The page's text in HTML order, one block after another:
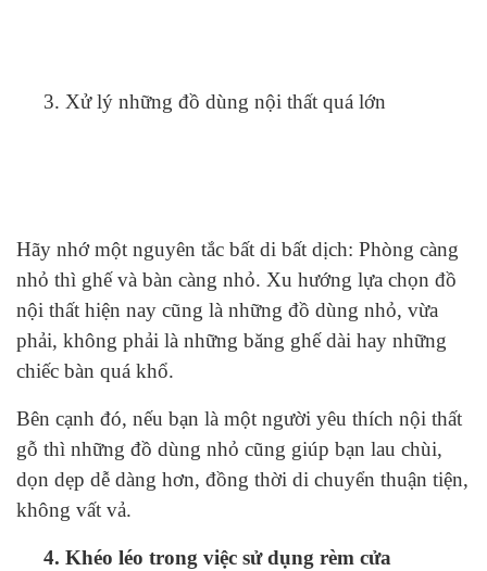
3. Xử lý những đồ dùng nội thất quá lớn
Hãy nhớ một nguyên tắc bất di bất dịch: Phòng càng
nhỏ thì ghế và bàn càng nhỏ. Xu hướng lựa chọn đồ
nội thất hiện nay cũng là những đồ dùng nhỏ, vừa
phải, không phải là những băng ghế dài hay những
chiếc bàn quá khổ.
Bên cạnh đó, nếu bạn là một người yêu thích nội thất
gỗ thì những đồ dùng nhỏ cũng giúp bạn lau chùi,
dọn dẹp dễ dàng hơn, đồng thời di chuyển thuận tiện,
không vất vả.
4. Khéo léo trong việc sử dụng rèm cửa